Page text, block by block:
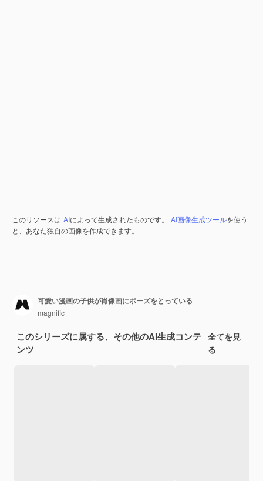
このリソースは AIによって生成されたものです。 AI画像生成ツールを使う
と、あなた独自の画像を作成できます。
可愛い漫画の子供が肖像画にポーズをとっている
magnific
このシリーズに属する、その他のAI生成コンテ
ンツ
全てを見
る